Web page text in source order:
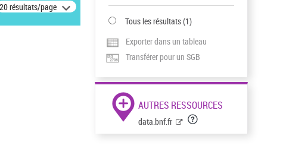
20 résultats/page
Tous les résultats(1)
Exporter dans un tableau
Transférer pour un SGB
AUTRES RESSOURCES
data.bnf.fr